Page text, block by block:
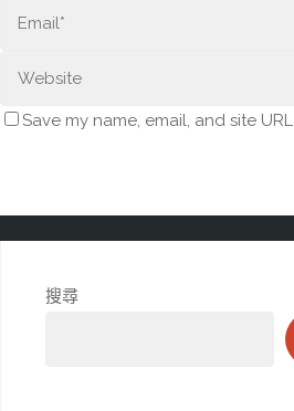
Save my name, email, and site
搜尋